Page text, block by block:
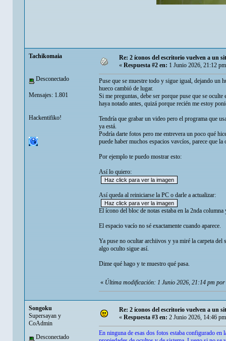
Tachikomaia
Desconectado
Mensajes: 1.801
Hackentifiko!
Re: 2 íconos del escritorio vuelven a un
«Respuesta #2 en:1 Junio 2026, 21:12
Puse que se muestre todo y sigue igual, dejando un
hueco cambió de lugar.
Si me preguntas, debe ser porque puse que se
haya notado antes, quizá porque recién me estoy
Tendría que grabar un video pero el programa que
ya está.
Podría darte fotos pero me entrevera un poco qué
puede haber muchos espacios vavcíos, parece que
Por ejemplo te puedo mostrar esto:
Así lo quiero:
Así queda al reiniciarse la PC o darle a actualizar:
El ícono del bloc de notas estaba en la 2nda columna
El espacio vacío no sé exactamente cuando aparece.
Ya puse no ocultar archiivos y ya miré la carpeta
algo oculto sigue así.
Dime qué hago y te muestro qué pasa.
«Última modificación: 1 Junio 2026, 21:14 pm por
Songoku
Supersayan y
CoAdmin
Desconectado
Re: 2 íconos del escritorio vuelven a un
« Respuesta #3 en: 2 Junio 2026, 14:46
En ninguna de esas dos fotos estaba configurado